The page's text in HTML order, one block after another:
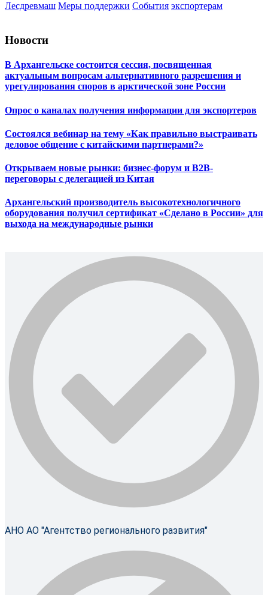
Лесдревмаш Меры поддержки События экспортерам
Новости
В Архангельске состоится сессия, посвященная
актуальным вопросам альтернативного разрешения и
урегулирования споров в арктической зоне России
Опрос о каналах получения информации для экспортеров
Состоялся вебинар на тему «Как правильно выстраивать
деловое общение с китайскими партнерами?»
Открываем новые рынки: бизнес-форум и B2B-
переговоры с делегацией из Китая
Архангельский производитель высокотехнологичного
оборудования получил сертификат «Сделано в России» для
выхода на международные рынки
АНО АО "Агентство регионального развития"